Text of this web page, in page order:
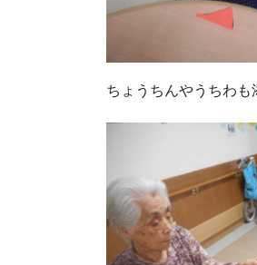
ちょうちんやうちわも